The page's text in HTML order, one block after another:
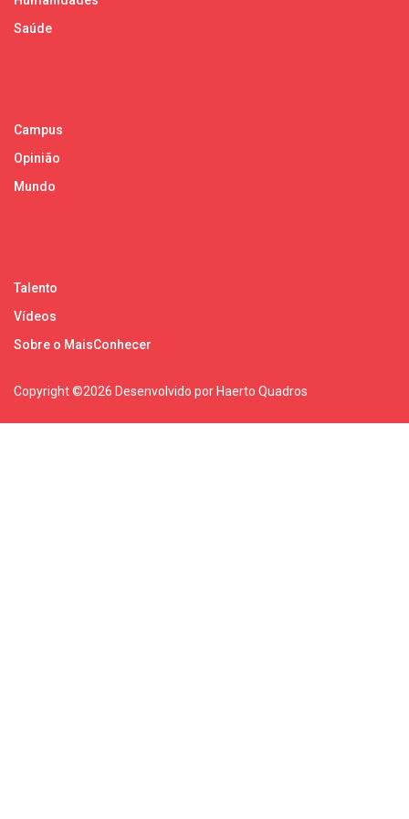
Saúde
Campus
Opinião
Mundo
Talento
Vídeos
Sobre o MaisConhecer
Copyright ©2026 Desenvolvido por Haerto Quadros